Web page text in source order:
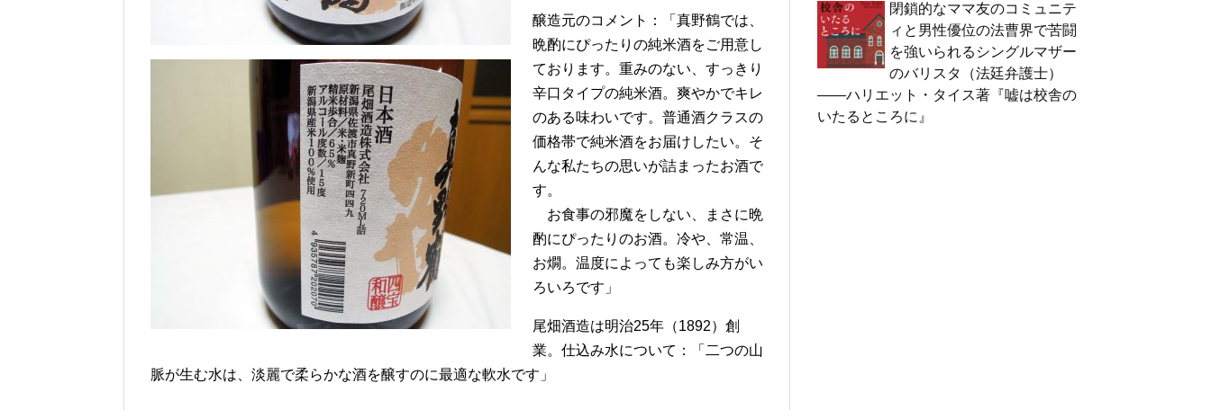
醸造元のコメント：「真野鶴では、
晩酌にぴったりの純米酒をご用意し
ております。重みのない、すっきり
辛口タイプの純米酒。爽やかでキレ
のある味わいです。普通酒クラスの
価格帯で純米酒をお届けしたい。そ
んな私たちの思いが詰まったお酒で
す。
お食事の邪魔をしない、まさに晩
酌にぴったりのお酒。冷や、常温、
お燗。温度によっても楽しみ方がい
ろいろです」
尾畑酒造は明治25年（1892）創
業。仕込み水について：「二つの山
脈が生む水は、淡麗で柔らかな酒を醸すのに最適な軟水です」
閉鎖的なママ友のコミュニテ
ィと男性優位の法曹界で苦闘
を強いられるシングルマザー
のバリスタ（法廷弁護士）
――ハリエット・タイス著『嘘は校舎の
いたるところに』